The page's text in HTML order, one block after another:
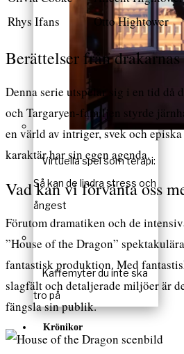
Virtuella spel som terapi:
Så kan de lindra stress och
ångest
Kaffemyter du inte ska
tro på
Krönikor
Rhys Ifans
Otto Hightower
Berättelser från drakarnas
Denna serie utspelar sig i en tid då
och Targaryen-familjen styrde
en värld av intriger, svek och
karaktär har sin egen agenda.
Vad kan vi förvänta oss
Förutom dramatiken och de
”House of the Dragon”
fantastisk produktion. Med
slagfält och detaljerade miljöer är
fängsla sin publik.